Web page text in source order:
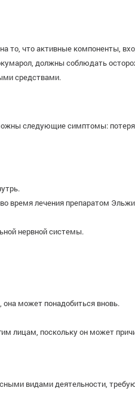
то, что активные компоненты,
должны соблюдать
средствами.
следующие симптомы: потеря
время лечения препаратом
нервной системы.
может понадобиться вновь.
лицам, поскольку он может
видами деятельности,